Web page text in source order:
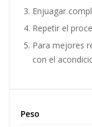
Enjuagar
Repetir el
Para mejores
con el
Peso